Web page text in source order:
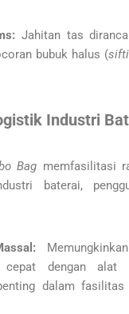
Jahitan tas
bubuk halus (
Industri
Bag memfasilitasi
baterai,
cepat dengan alat
dalam fasilitas